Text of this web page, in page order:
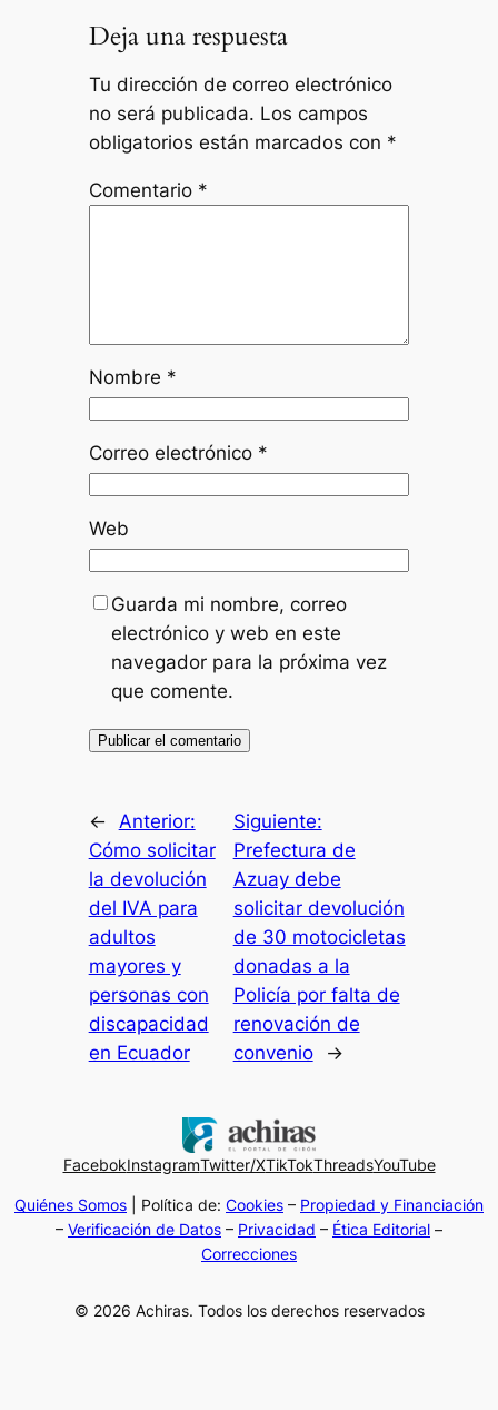
Deja una respuesta
Tu dirección de correo electrónico
no será publicada. Los campos
obligatorios están marcados con *
Comentario *
Nombre *
Correo electrónico *
Web
Guarda mi nombre, correo
electrónico y web en este
navegador para la próxima vez
que comente.
← Anterior:
Cómo solicitar
la devolución
del IVA para
adultos
mayores y
personas con
discapacidad
en Ecuador
Siguiente:
Prefectura de
Azuay debe
solicitar devolución
de 30 motocicletas
donadas a la
Policía por falta de
renovación de
convenio
→
FacebokInstagramTwitter/XTikTokThreadsYouTube
Quiénes Somos | Política de: Cookies – Propiedad y Financiación
– Verificación de Datos – Privacidad – Ética Editorial –
Correcciones
© 2026 Achiras. Todos los derechos reservados